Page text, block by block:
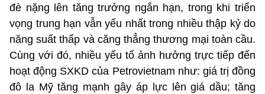
đè nặng lên tăng trưởng ngắn hạn, trong khi triển
vọng trung hạn vẫn yếu nhất trong nhiều thập kỷ do
năng suất thấp và căng thẳng thương mại toàn cầu.
Cùng với đó, nhiều yếu tố ảnh hưởng trực tiếp đến
hoạt động SXKD của Petrovietnam như: giá trị đồng
đô la Mỹ tăng mạnh gây áp lực lên giá dầu; tăng